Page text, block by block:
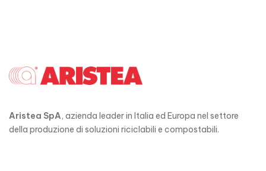
Aristea SpA, azienda leader in Italia ed Europa nel settore
della produzione di soluzioni riciclabili e compostabili.